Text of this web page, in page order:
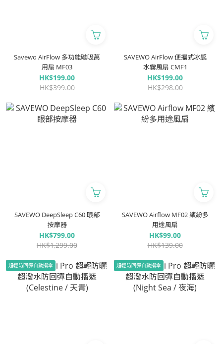
Savewo AirFlow 多功能磁吸萬
用扇 MF03
HK$199.00
HK$399.00
SAVEWO AirFlow 便攜式冰感
水霧風扇 CMF1
HK$199.00
HK$298.00
SAVEWO DeepSleep C60 眼部
按摩器
HK$799.00
HK$1,299.00
SAVEWO Airflow MF02 繽紛多
用途風扇
HK$99.00
HK$139.00
超輕防回彈自動摺傘 超輕防回彈自動摺傘